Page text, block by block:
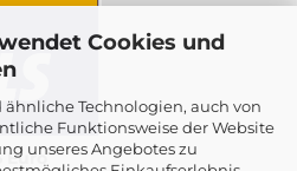
Cookies und
Technologien, auch von
Funktionsweise der Website
unseres Angebotes zu
Euro